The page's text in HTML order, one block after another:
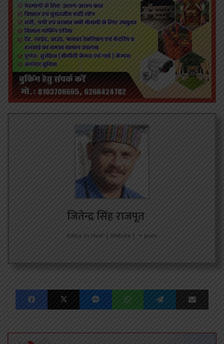
जितेन्द्र सिंह राजपूत
Editor in chief | Website | + posts
FacebookX MessengerWhatsAppTelegram Share via Email